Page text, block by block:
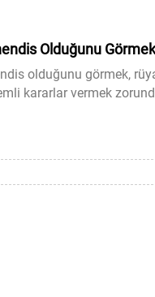
Olduğunu Görmek
olduğunu görmek,
kararlar vermek